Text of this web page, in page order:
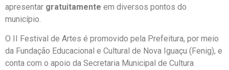
apresentar gratuitamente em diversos pontos do
município.
O II Festival de Artes é promovido pela Prefeitura, por meio
da Fundação Educacional e Cultural de Nova Iguaçu (Fenig), e
conta com o apoio da Secretaria Municipal de Cultura